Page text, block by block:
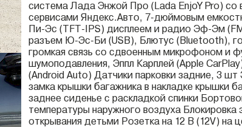
система Лада Энжой Про (Lada EnjoY Pro) со
сервисами Яндекс.Авто, 7-дюймовым
Пи-Эс (TFT-IPS) дисплеем и радио Эф-Эм
разъем Ю-Эс-Би (USB), Блютус (Bluetooth),
громкая связь со сдвоенным микрофоном и
шумоподавления, Эппл Карплей (Apple
(Android Auto) Датчики парковки задние, 3 шт
замка крышки багажника в накладке крышки
заднее сиденье с раскладкой спинки
температуры наружного воздуха Блокировка
открывания детьми Розетка на 12 В (12V) на